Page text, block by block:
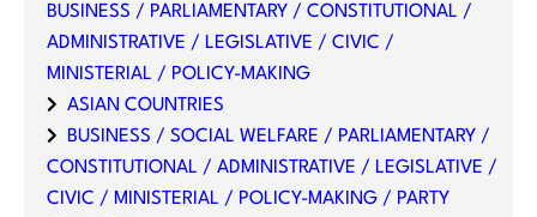
BUSINESS / PARLIAMENTARY / CONSTITUTIONAL /
ADMINISTRATIVE / LEGISLATIVE / CIVIC /
MINISTERIAL / POLICY-MAKING
ASIAN COUNTRIES
BUSINESS / SOCIAL WELFARE / PARLIAMENTARY /
CONSTITUTIONAL / ADMINISTRATIVE / LEGISLATIVE /
CIVIC / MINISTERIAL / POLICY-MAKING / PARTY